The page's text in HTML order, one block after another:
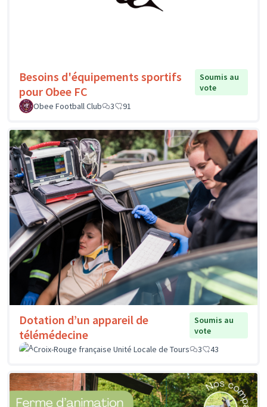
Besoins d'équipements sportifs
pour Obee FC
Soumis au
vote
Obee Football Club
3 91
Dotation d’un appareil de
télémédecine
Soumis au
vote
Croix-Rouge française Unité Locale de Tours
3 43